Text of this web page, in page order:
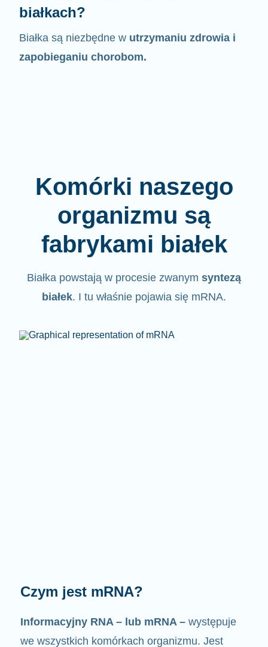
białkach?
Białka są niezbędne w utrzymaniu zdrowia i
zapobieganiu chorobom.
Komórki naszego
organizmu są
fabrykami białek
Białka powstają w procesie zwanym syntezą
białek. I tu właśnie pojawia się mRNA.
Jak działa mRNA?
Jak sama nazwa wskazuje, mRNA jest
nośnikiem informacji. Oddziałuje z innymi